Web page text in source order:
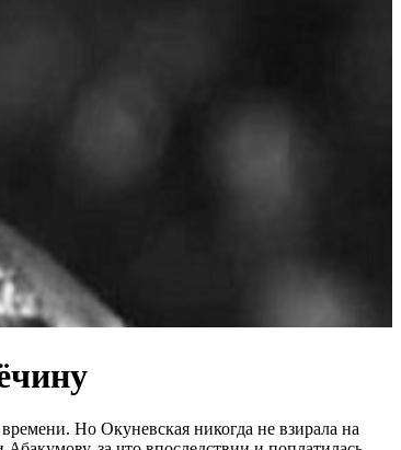
Но Окуневская никогда не взирала на